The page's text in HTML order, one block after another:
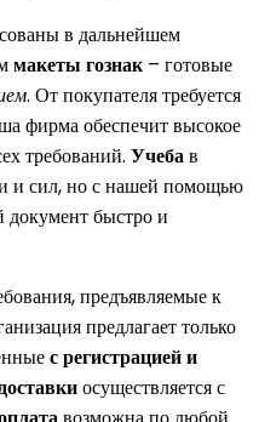
в дальнейшем
макеты гознак– готовые
. От покупателя требуется
фирма обеспечит высокое
требований. Учебав
и сил, но с нашей помощью
быстро и
предъявляемые к
предлагает только
с регистрацией и
осуществляется с